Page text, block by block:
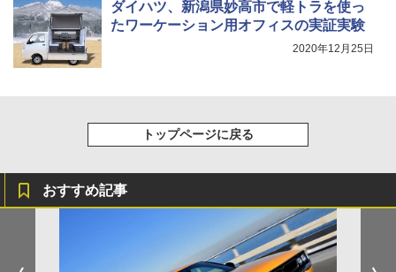
ダイハツ、新潟県妙高市で軽トラを使っ
たワーケーション用オフィスの実証実験
2020年12月25日
トップページに戻る
おすすめ記事